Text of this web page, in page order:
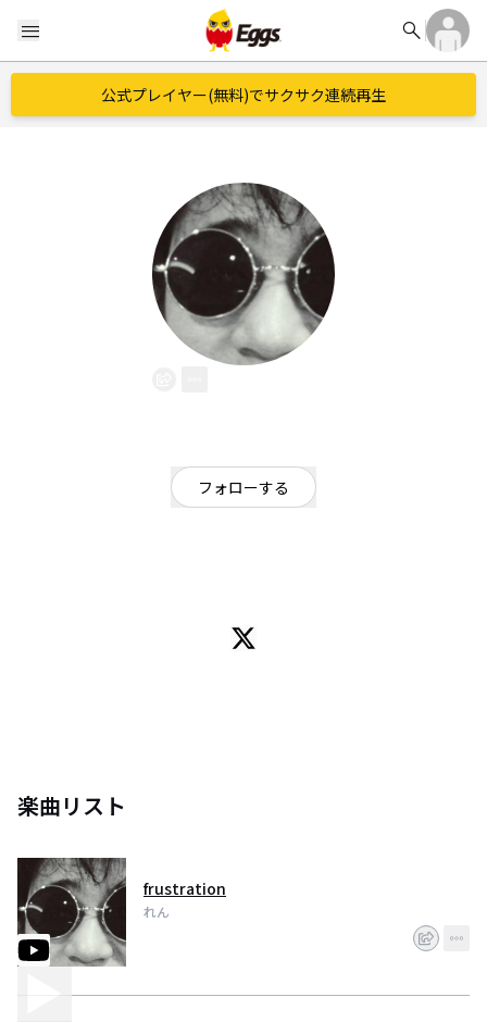
menu search
公式プレイヤー(無料)でサクサク連続再生
フォローする
18歳の専門学生。
楽曲リスト
frustration
れん